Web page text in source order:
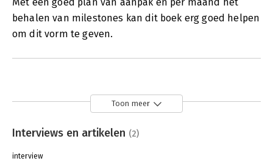
behalen van milestones kan dit boek erg goed helpen
om dit vorm te geven.
Toon meer
Interviews en artikelen (2)
interview